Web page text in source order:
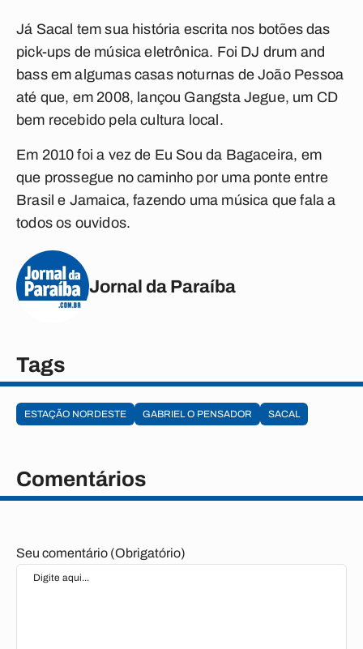
Já Sacal tem sua história escrita nos botões das
pick-ups de música eletrônica. Foi DJ drum and
bass em algumas casas noturnas de João Pessoa
até que, em 2008, lançou Gangsta Jegue, um CD
bem recebido pela cultura local.
Em 2010 foi a vez de Eu Sou da Bagaceira, em
que prossegue no caminho por uma ponte entre
Brasil e Jamaica, fazendo uma música que fala a
todos os ouvidos.
Jornal da Paraíba
Tags
ESTAÇÃO NORDESTE GABRIEL O PENSADOR SACAL
Comentários
Seu comentário (Obrigatório)